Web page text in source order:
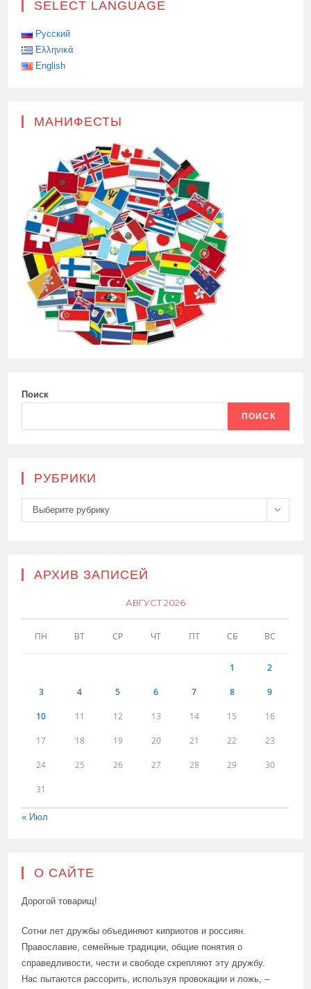
SELECT LANGUAGE
Русский
Ελληνικά
English
МАНИФЕСТЫ
Поиск
ПОИСК
РУБРИКИ
Рубрики
Выберите рубрику
АРХИВ ЗАПИСЕЙ
АВГУСТ 2026
ПН ВТ СР ЧТ ПТ СБ ВС
1 2
3 4 5 6 7 8 9
10 11 12 13 14 15 16
17 18 19 20 21 22 23
24 25 26 27 28 29 30
31
« Июл
О САЙТЕ
Дорогой товарищ!
Сотни лет дружбы объединяют киприотов и россиян.
Православие, семейные традиции, общие понятия о
справедливости, чести и свободе скрепляют эту дружбу.
Нас пытаются рассорить, используя провокации и ложь, –